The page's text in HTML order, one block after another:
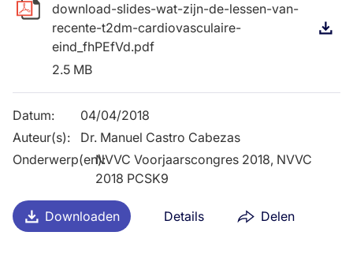
Downloaden Details Delen
download-slides-wat-zijn-de-lessen-van-
recente-t2dm-cardiovasculaire-
eind_fhPEfVd.pdf
2.5 MB
Datum:
04/04/2018
Auteur(s):
Dr. Manuel Castro Cabezas
Onderwerp(en):
NVVC Voorjaarscongres 2018, NVVC
2018 PCSK9